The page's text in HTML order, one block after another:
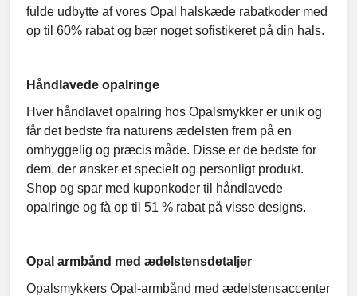
fulde udbytte af vores Opal halskæde rabatkoder med
op til 60% rabat og bær noget sofistikeret på din hals.
Håndlavede opalringe
Hver håndlavet opalring hos Opalsmykker er unik og
får det bedste fra naturens ædelsten frem på en
omhyggelig og præcis måde. Disse er de bedste for
dem, der ønsker et specielt og personligt produkt.
Shop og spar med kuponkoder til håndlavede
opalringe og få op til 51 % rabat på visse designs.
Opal armbånd med ædelstensdetaljer
Opalsmykkers Opal-armbånd med ædelstensaccenter